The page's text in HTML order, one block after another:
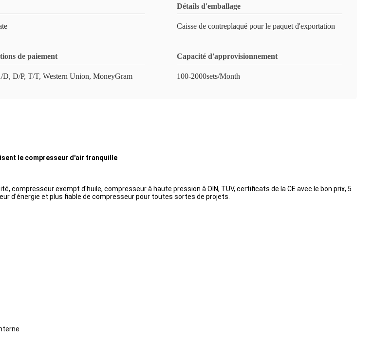
Détails d'emballage
Caisse de contreplaqué pour le paquet d'exportation
de paiement
D/P, T/T, Western Union, MoneyGram
Capacité d'approvisionnement
100-2000sets/Month
le compresseur d'air tranquille
compresseur exempt d'huile, compresseur à haute pression à OIN, TUV, certificats de la CE avec le bon prix, 5
d'énergie et plus fiable de compresseur pour toutes sortes de projets.